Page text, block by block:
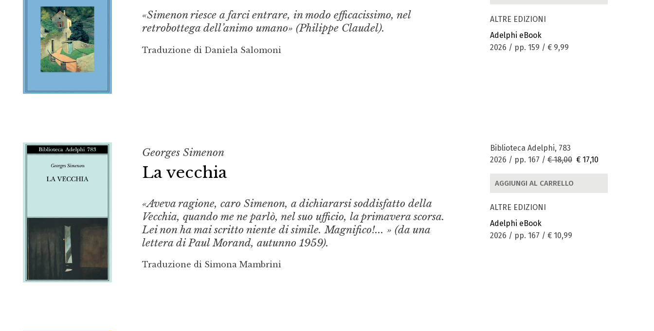
«Simenon riesce a farci entrare, in modo efficacissimo, nel
retrobottega dell’animo umano» (Philippe Claudel).
Traduzione di Daniela Salomoni
ALTRE EDIZIONI
Adelphi eBook
2026 / pp. 159 / € 9,99
Georges Simenon
La vecchia
«Aveva ragione, caro Simenon, a dichiararsi soddisfatto della
Vecchia, quando me ne parlò, nel suo ufficio, la primavera scorsa.
Lei non ha mai scritto niente di simile. Magnifico!... » (da una
lettera di Paul Morand, autunno 1959).
Traduzione di Simona Mambrini
Biblioteca Adelphi, 783
2026 / pp. 167 / € 18,00 € 17,10
AGGIUNGI AL CARRELLO
ALTRE EDIZIONI
Adelphi eBook
2026 / pp. 167 / € 10,99